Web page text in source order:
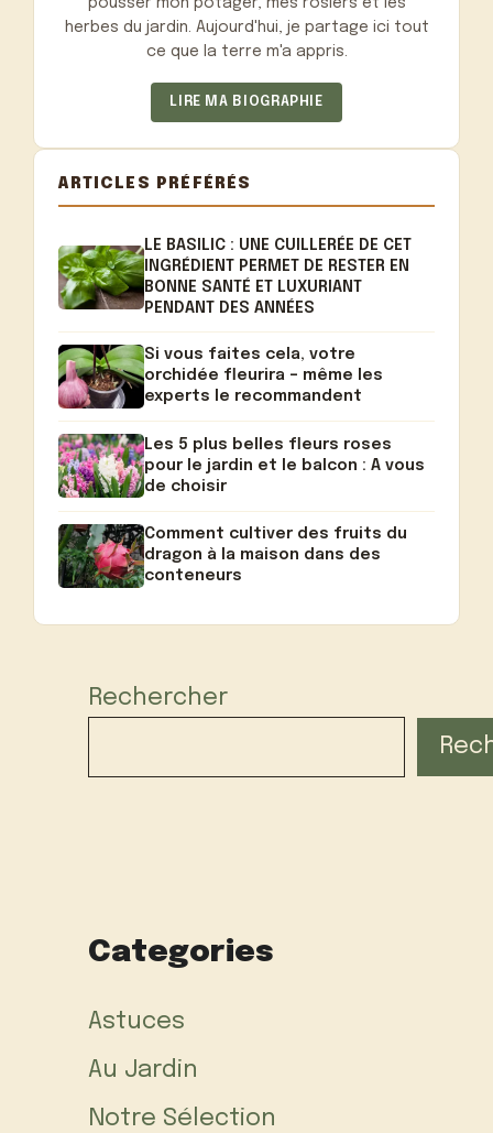
pousser mon potager, mes rosiers et les
herbes du jardin. Aujourd'hui, je partage ici tout
ce que la terre m'a appris.
LIRE MA BIOGRAPHIE
ARTICLES PRÉFÉRÉS
LE BASILIC : UNE CUILLERÉE DE CET
INGRÉDIENT PERMET DE RESTER EN
BONNE SANTÉ ET LUXURIANT
PENDANT DES ANNÉES
Si vous faites cela, votre
orchidée fleurira – même les
experts le recommandent
Les 5 plus belles fleurs roses
pour le jardin et le balcon : A vous
de choisir
Comment cultiver des fruits du
dragon à la maison dans des
conteneurs
Rechercher
Categories
Astuces
Au Jardin
Notre Sélection